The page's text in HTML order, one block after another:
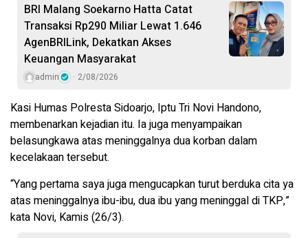
BRI Malang Soekarno Hatta Catat
Transaksi Rp290 Miliar Lewat 1.646
AgenBRILink, Dekatkan Akses
Keuangan Masyarakat
admin 2/08/2026
Kasi Humas Polresta Sidoarjo, Iptu Tri Novi Handono,
membenarkan kejadian itu. Ia juga menyampaikan
belasungkawa atas meninggalnya dua korban dalam
kecelakaan tersebut.
“Yang pertama saya juga mengucapkan turut berduka cita ya
atas meninggalnya ibu-ibu, dua ibu yang meninggal di TKP,”
kata Novi, Kamis (26/3).